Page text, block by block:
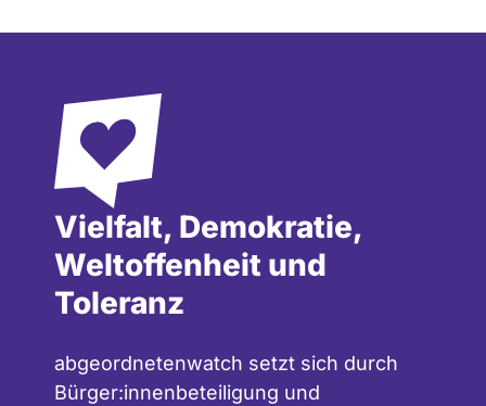
Vielfalt, Demokratie,
Weltoffenheit und
Toleranz
abgeordnetenwatch setzt sich durch
Bürger:innenbeteiligung und